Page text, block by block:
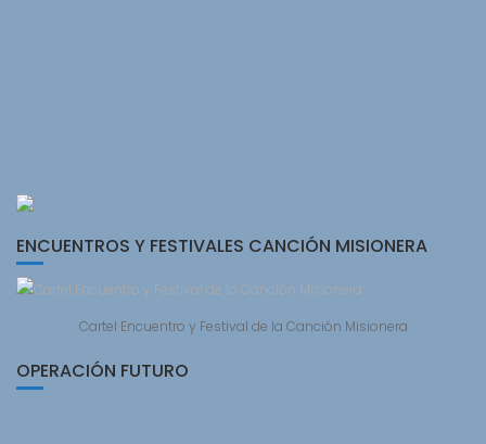
ENCUENTROS Y FESTIVALES CANCIÓN MISIONERA
Cartel Encuentro y Festival de la Canción Misionera
OPERACIÓN FUTURO